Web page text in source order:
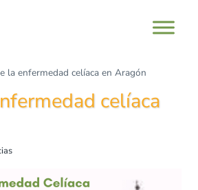
la enfermedad celíaca en Aragón
celíaca